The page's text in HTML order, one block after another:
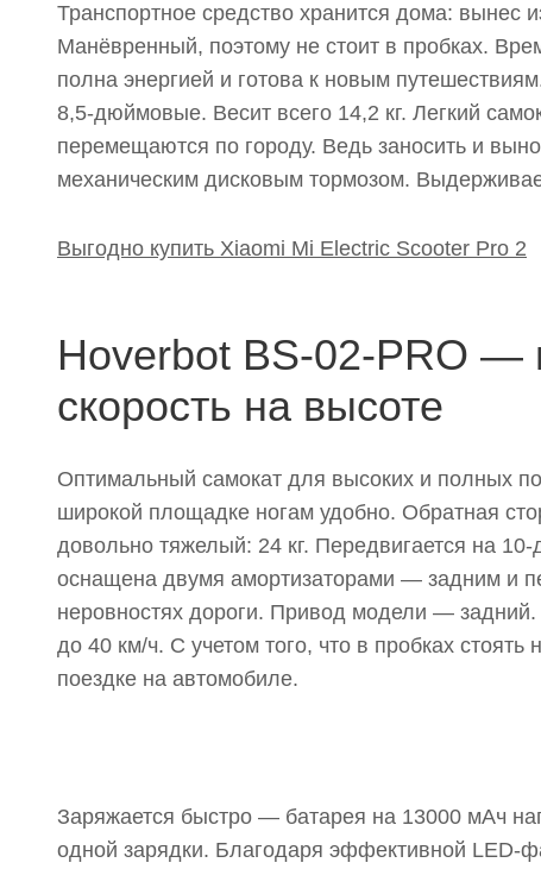
Транспортное средство хранится дома: вынес
Манёвренный, поэтому не стоит в пробках.
полна энергией и готова к новым
8,5-дюймовые. Весит всего 14,2 кг. Легкий
перемещаются по городу. Ведь заносить и
механическим дисковым тормозом.
Выгодно купить Xiaomi Mi Electric Scooter Pro 2
Hoverbot BS-02-PRO —
скорость на высоте
Оптимальный самокат для высоких и полных
широкой площадке ногам удобно. Обратная
довольно тяжелый: 24 кг. Передвигается на
оснащена двумя амортизаторами — задним и
неровностях дороги. Привод модели —
до 40 км/ч. С учетом того, что в пробках
поездке на автомобиле.
Заряжается быстро — батарея на 13000 мАч
одной зарядки. Благодаря эффективной LED-